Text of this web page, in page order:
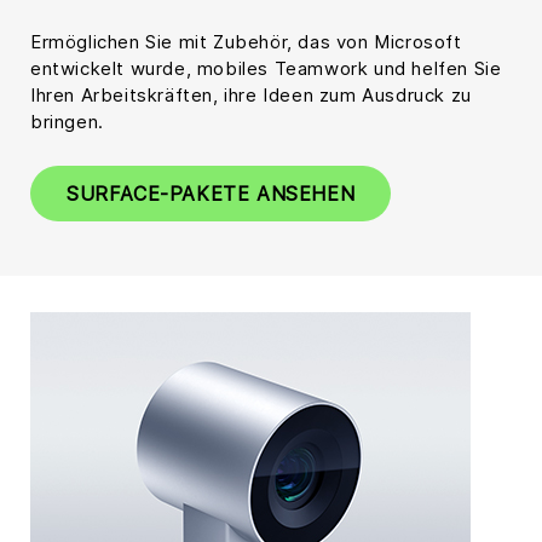
Ermöglichen Sie mit Zubehör, das von Microsoft
entwickelt wurde, mobiles Teamwork und helfen Sie
Ihren Arbeitskräften, ihre Ideen zum Ausdruck zu
bringen.
SURFACE-PAKETE ANSEHEN